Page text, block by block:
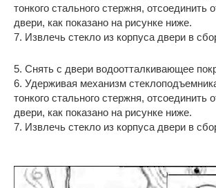
тонкого стального стержня, отсоединить
двери, как показано на рисунке ниже.
7. Извлечь стекло из корпуса двери в
5. Снять с двери водоотталкивающее
6. Удерживая механизм
тонкого стального стержня, отсоединить
двери, как показано на рисунке ниже.
7. Извлечь стекло из корпуса двери в